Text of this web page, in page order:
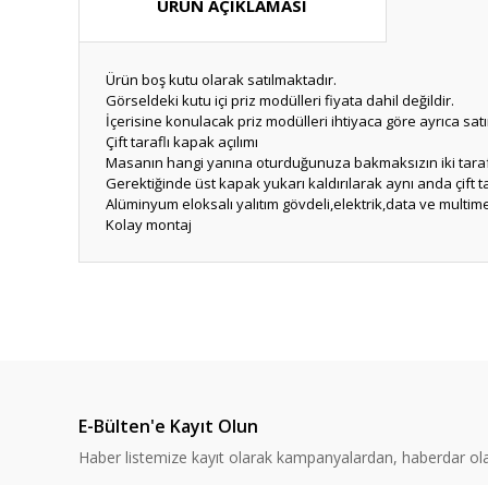
ÜRÜN AÇIKLAMASI
Ürün boş kutu olarak satılmaktadır.
Görseldeki kutu içi priz modülleri fiyata dahil değildir.
İçerisine konulacak priz modülleri ihtiyaca göre ayrıca
Çift taraflı kapak açılımı
Masanın hangi yanına oturduğunuza bakmaksızın iki
Gerektiğinde üst kapak yukarı kaldırılarak aynı anda çift
Alüminyum eloksalı yalıtım gövdeli,elektrik,data ve
Kolay montaj
Ürün bilgilerinde hatalar bulunuyor.
Ürün fiyatı diğer sitelerden daha pahalı.
E-Bülten'e Kayıt Olun
Haber listemize kayıt olarak kampanyalardan, haberdar